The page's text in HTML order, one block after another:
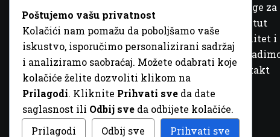
Fra Ivana Jukića br. 2, 72000 Zenica, BiH
+387 32 448 001
info@inz.ba
http://www.inz.ba
Usluge
Institut
Kvalitet i
Šta
Kontakt
© 2026 Sva prava zadržana. DizajnGordonDM
Poštujemo vašu privatnost
Kolačići nam pomažu da poboljšamo vaše
iskustvo, isporučimo personalizirani sadržaj
i analiziramo saobraćaj. Možete odabrati koje
kolačiće želite dozvoliti klikom na
Prilagodi. Kliknite Prihvati sve da date
saglasnost ili Odbij sve da odbijete kolačiće.
Prilagodi
Odbij sve Prihvati sve